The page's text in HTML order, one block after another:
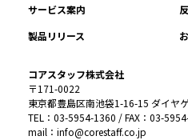
サービス案内
製品リリース
コアスタッフ株式会社
〒171-0022
東京都豊島区南池袋1-16-15 ダイヤ
TEL：03-5954-1360 / FAX：03-
mail：info@corestaff.co.jp